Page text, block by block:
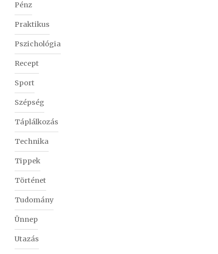
Pénz
Praktikus
Pszichológia
Recept
Sport
Szépség
Táplálkozás
Technika
Tippek
Történet
Tudomány
Ünnep
Utazás